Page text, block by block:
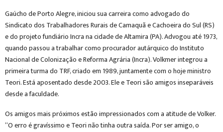
Gaúcho de Porto Alegre, iniciou sua carreira como advogado do
Sindicato dos Trabalhadores Rurais de Camaquã e Cachoeira do Sul (RS)
e do projeto fundiário Incra na cidade de Altamira (PA). Advogou até 1973,
quando passou a trabalhar como procurador autárquico do Instituto
Nacional de Colonização e Reforma Agrária (Incra). Volkmer integrou a
primeira turma do TRF, criado em 1989, juntamente com o hoje ministro
Teori. Está aposentado desde 2003. Ele e Teori são amigos inseparáveis
desde a faculdade.
Os amigos mais próximos estão impressionados com a atitude de Volker.
“O erro é gravíssimo e Teori não tinha outra saída. Por ser amigo, o